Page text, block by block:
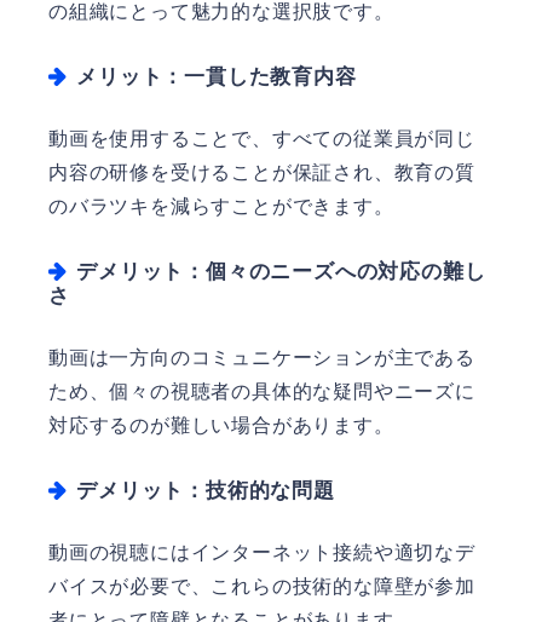
の組織にとって魅力的な選択肢です。
メリット：一貫した教育内容
動画を使用することで、すべての従業員が同じ
内容の研修を受けることが保証され、教育の質
のバラツキを減らすことができます。
デメリット：個々のニーズへの対応の難し
さ
動画は一方向のコミュニケーションが主である
ため、個々の視聴者の具体的な疑問やニーズに
対応するのが難しい場合があります。
デメリット：技術的な問題
動画の視聴にはインターネット接続や適切なデ
バイスが必要で、これらの技術的な障壁が参加